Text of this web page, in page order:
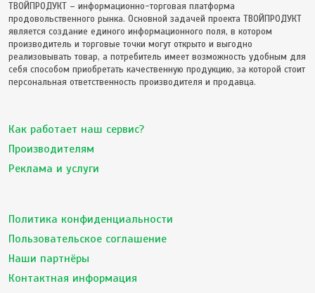
ТВОЙПРОДУКТ – информационно-торговая платформа
продовольственного рынка. Основной задачей проекта ТВОЙПРОДУКТ
является создание единого информационного поля, в котором
производитель и торговые точки могут открыто и выгодно
реализовывать товар, а потребитель имеет возможность удобным для
себя способом приобретать качественную продукцию, за которой стоит
персональная ответственность производителя и продавца.
Как работает наш сервис?
Производителям
Реклама и услуги
Политика конфиденциальности
Пользовательское соглашение
Наши партнёры
Контактная информация